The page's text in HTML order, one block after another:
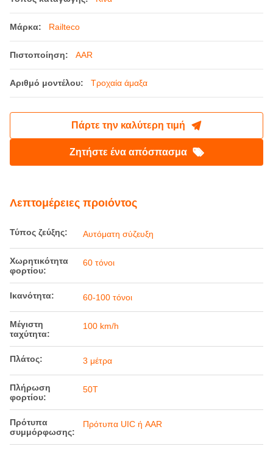
Μάρκα: Railteco
Πιστοποίηση: AAR
Αριθμό μοντέλου: Τροχαία άμαξα
Πάρτε την καλύτερη τιμή
Ζητήστε ένα απόσπασμα
Λεπτομέρειες προιόντος
Τύπος ζεύξης: Αυτόματη σύζευξη
Χωρητικότητα
φορτίου:
60 τόνοι
Ικανότητα: 60-100 τόνοι
Μέγιστη
ταχύτητα:
100 km/h
Πλάτος: 3 μέτρα
Πλήρωση
φορτίου:
50Τ
Πρότυπα
συμμόρφωσης:
Πρότυπα UIC ή AAR